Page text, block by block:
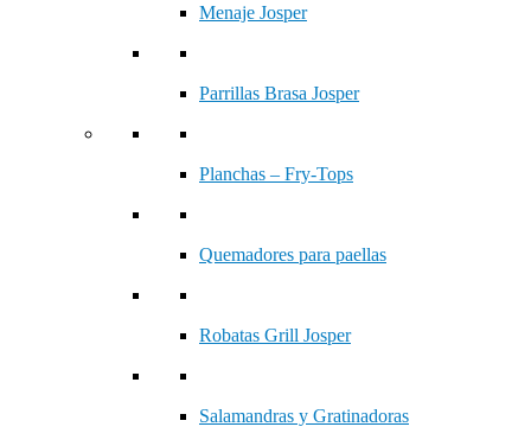
Menaje Josper
Parrillas Brasa Josper
Planchas – Fry-Tops
Quemadores para paellas
Robatas Grill Josper
Salamandras y Gratinadoras